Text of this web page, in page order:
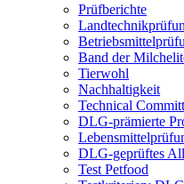
Prüfberichte
Band der
Tierwohl
Nachhaltigkeit
Technical
DLG-prämierte
DLG-geprüftes
Test Petfood